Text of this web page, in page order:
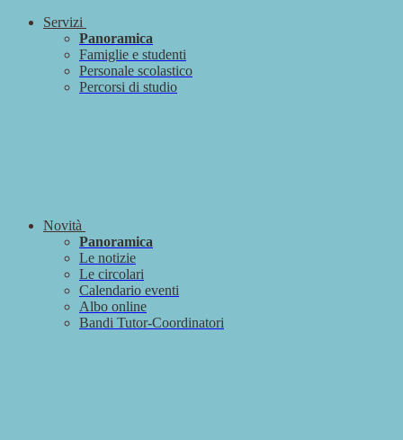
Servizi
Panoramica
Famiglie e studenti
Personale scolastico
Percorsi di studio
Novità
Panoramica
Le notizie
Le circolari
Calendario eventi
Albo online
Bandi Tutor-Coordinatori